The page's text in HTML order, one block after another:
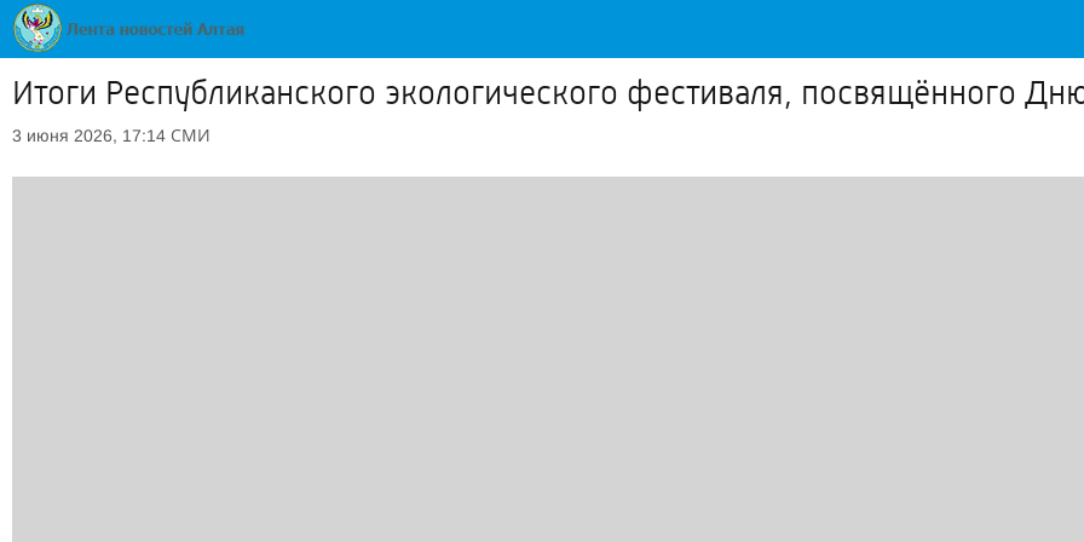
Итоги Республиканского экологического фестиваля, посвящённого
3 июня 2026, 17:14 СМИ